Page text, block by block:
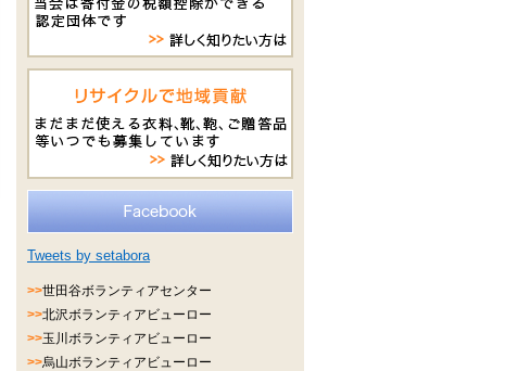
Tweets by setabora
>>世田谷ボランティアセンター
>>北沢ボランティアビューロー
>>玉川ボランティアビューロー
>>烏山ボランティアビューロー